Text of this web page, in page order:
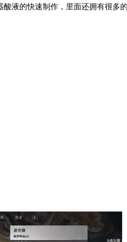
液的快速制作‌，里面还拥有很